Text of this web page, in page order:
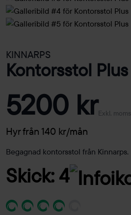
KINNARPS
Kontorsstol Plus
5200 krExkl. moms
Hyr från 140 kr/mån
Begagnad kontorsstol från Kinnarps.
Skick: 4